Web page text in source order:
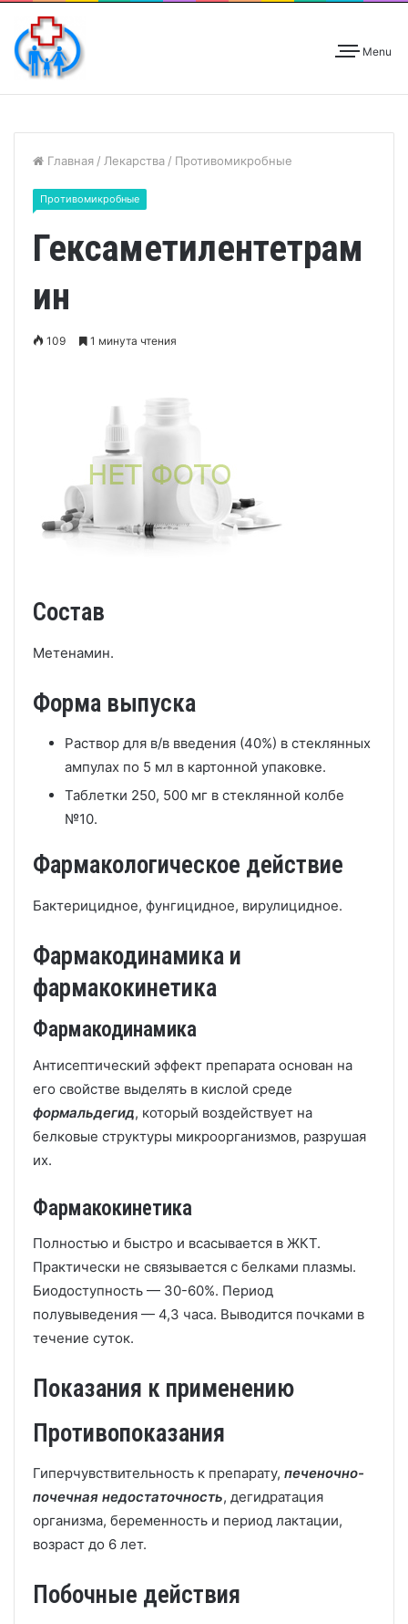
Menu
Главная / Лекарства / Противомикробные
Противомикробные
Гексаметилентетрам
ин
109 1 минута чтения
Состав
Метенамин.
Форма выпуска
Раствор для в/в введения (40%) в стеклянных
ампулах по 5 мл в картонной упаковке.
Таблетки 250, 500 мг в стеклянной колбе
№10.
Фармакологическое действие
Бактерицидное, фунгицидное, вирулицидное.
Фармакодинамика и
фармакокинетика
Фармакодинамика
Антисептический эффект препарата основан на
его свойстве выделять в кислой среде
формальдегид, который воздействует на
белковые структуры микроорганизмов, разрушая
их.
Фармакокинетика
Полностью и быстро и всасывается в ЖКТ.
Практически не связывается с белками плазмы.
Биодоступность — 30-60%. Период
полувыведения — 4,3 часа. Выводится почками в
течение суток.
Показания к применению
Противопоказания
Гиперчувствительность к препарату, печеночно-
почечная недостаточность, дегидратация
организма, беременность и период лактации,
возраст до 6 лет.
Побочные действия